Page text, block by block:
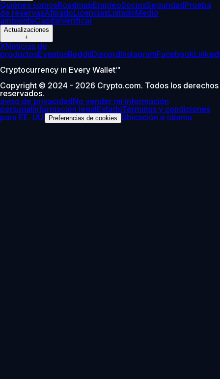
Quiénes somosRoadmapEmpleoSociosSeguridadPrueba
de reservasAfiliadoLicenciasListadoMedio
ambienteCapitalVerificar
Actualizaciones
+
XNoticias de
productosEventosRedditDiscordInstagramFacebook
Cryptocurrency in Every Wallet™
Copyright © 2024 - 2026 Crypto.com. Todos los derechos
reservados.
aviso de privacidadNo vender mi información
personalInformación legalEstadoTérminos y condiciones
para EE. UU.
Preferencias de cookies Ubicación e idioma